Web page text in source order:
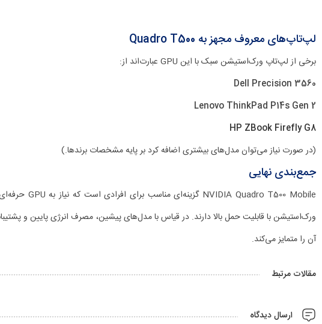
لپ‌تاپ‌های معروف مجهز به Quadro T500
برخی از لپ‌تاپ ورک‌استیشن سبک با این GPU عبارت‌اند از:
Dell Precision 3560
Lenovo ThinkPad P14s Gen 2
HP ZBook Firefly G8
(در صورت نیاز می‌توان مدل‌های بیشتری اضافه کرد بر پایه مشخصات برندها.)
جمع‌بندی نهایی
آن را متمایز می‌کند.
مقالات مرتبط
ارسال دیدگاه